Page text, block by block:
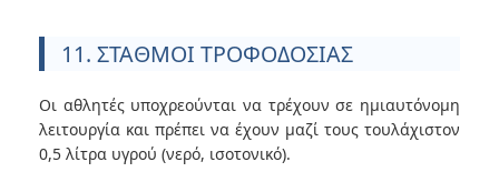
11. ΣΤΑΘΜΟΙ ΤΡΟΦΟΔΟΣΙΑΣ
Οι αθλητές υποχρεούνται να τρέχουν σε ημιαυτόνομη
λειτουργία και πρέπει να έχουν μαζί τους τουλάχιστον
0,5 λίτρα υγρού (νερό, ισοτονικό).